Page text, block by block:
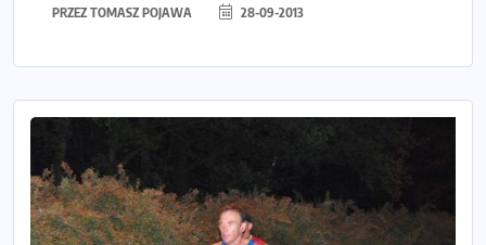
PRZEZ TOMASZ POJAWA 28-09-2013